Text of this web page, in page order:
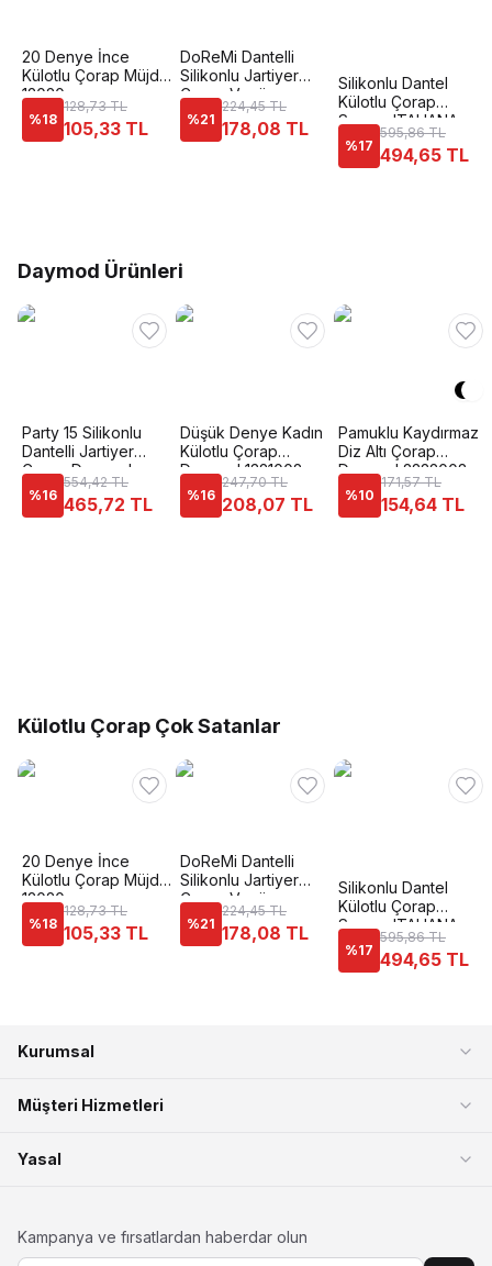
20 Denye İnce
Külotlu Çorap Müjde
12020
%18
128,73 TL
105,33 TL
DoReMi Dantelli
Silikonlu Jartiyer
Çorap Venüs
%21
224,45 TL
178,08 TL
Silikonlu Dantel
Külotlu Çorap
Somon ITALIANA
1836
%17
595,86 TL
494,65 TL
Daymod Ürünleri
Party 15 Silikonlu
Dantelli Jartiyer
Çorap Daymod
D1311003
%16
554,42 TL
465,72 TL
Düşük Denye Kadın
Külotlu Çorap
Daymod 1321002
%16
247,70 TL
208,07 TL
Pamuklu Kaydırmaz
Diz Altı Çorap
Daymod 2222008
%10
171,57 TL
154,64 TL
Külotlu Çorap Çok Satanlar
20 Denye İnce
Külotlu Çorap Müjde
12020
%18
128,73 TL
105,33 TL
DoReMi Dantelli
Silikonlu Jartiyer
Çorap Venüs
%21
224,45 TL
178,08 TL
Silikonlu Dantel
Külotlu Çorap
Somon ITALIANA
1836
%17
595,86 TL
494,65 TL
Kurumsal
Müşteri Hizmetleri
Yasal
Kampanya ve fırsatlardan haberdar olun